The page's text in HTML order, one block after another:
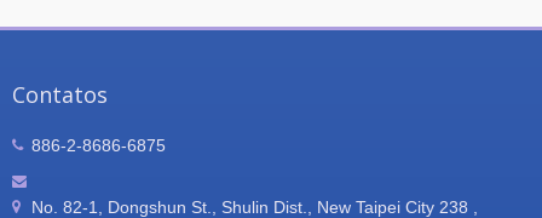
Contatos
886-2-8686-6875
No. 82-1, Dongshun St., Shulin Dist., New Taipei City 238 ,